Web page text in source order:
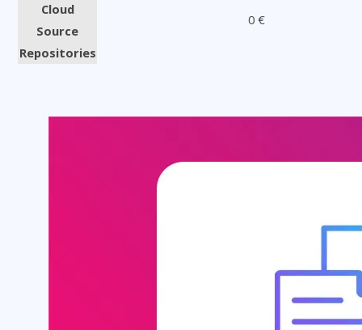
Cloud
Source
Repositories
0 €